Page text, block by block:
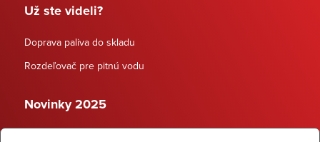
Už ste videli?
Doprava paliva do skladu
Rozdeľovač pre pitnú vodu
Novinky 2025